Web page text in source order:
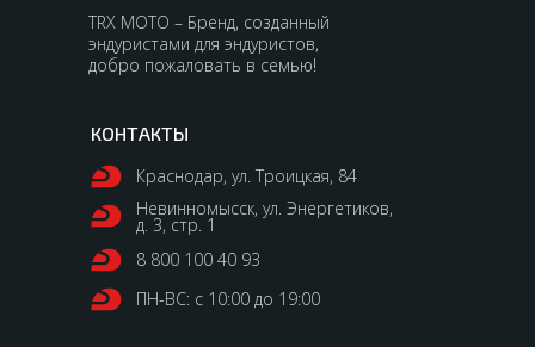
Краснодар, ул. Троицкая, 84
Невинномысск, ул. Энергетиков,
д. 3, стр. 1
8 800 100 40 93
ПН-ВС: с 10:00 до 19:00
КОНТАКТЫ
TRX MOTO – Бренд, созданный
эндуристами для эндуристов,
добро пожаловать в семью!